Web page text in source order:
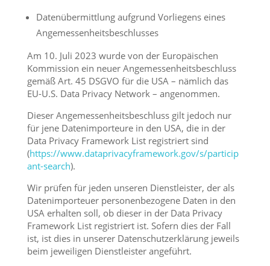
Datenübermittlung aufgrund Vorliegens eines
Angemessenheitsbeschlusses
Am 10. Juli 2023 wurde von der Europäischen
Kommission ein neuer Angemessenheitsbeschluss
gemäß Art. 45 DSGVO für die USA – nämlich das
EU-U.S. Data Privacy Network – angenommen.
Dieser Angemessenheitsbeschluss gilt jedoch nur
für jene Datenimporteure in den USA, die in der
Data Privacy Framework List registriert sind
(https://www.dataprivacyframework.gov/s/particip
ant-search).
Wir prüfen für jeden unseren Dienstleister, der als
Datenimporteuer personenbezogene Daten in den
USA erhalten soll, ob dieser in der Data Privacy
Framework List registriert ist. Sofern dies der Fall
ist, ist dies in unserer Datenschutzerklärung jeweils
beim jeweiligen Dienstleister angeführt.